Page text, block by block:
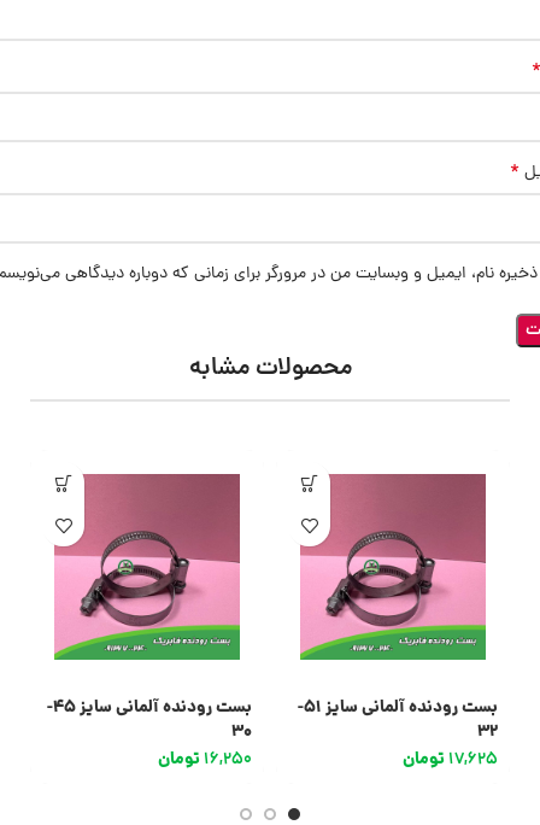
*
*
ذخیره نام، ایمیل و وبسایت من در مرورگر برای زمانی که دوباره دیدگاهی
محصولات مشابه
بست رودنده آلمانی سایز 51-
32
17,625تومان
بست رودنده آلمانی سایز 45-
30
16,250تومان